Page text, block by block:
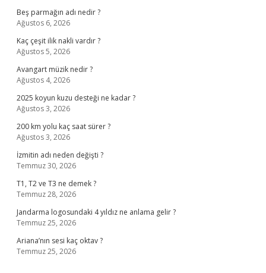
Beş parmağın adı nedir ?
Ağustos 6, 2026
Kaç çeşit ilik nakli vardır ?
Ağustos 5, 2026
Avangart müzik nedir ?
Ağustos 4, 2026
2025 koyun kuzu desteği ne kadar ?
Ağustos 3, 2026
200 km yolu kaç saat sürer ?
Ağustos 3, 2026
İzmitin adı neden değişti ?
Temmuz 30, 2026
T1, T2 ve T3 ne demek ?
Temmuz 28, 2026
Jandarma logosundaki 4 yıldız ne anlama gelir ?
Temmuz 25, 2026
Ariana’nın sesi kaç oktav ?
Temmuz 25, 2026